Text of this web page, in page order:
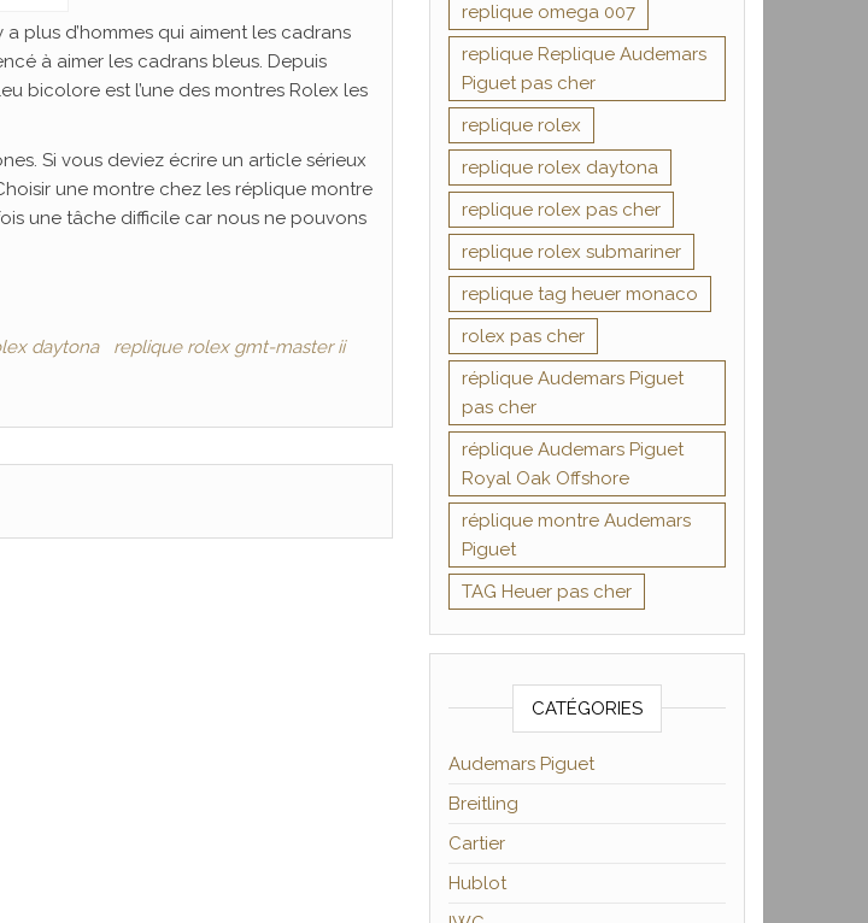
plus d’hommes qui aiment les cadrans
à aimer les cadrans bleus. Depuis
bicolore est l’une des montres Rolex les
Si vous deviez écrire un article sérieux
une montre chez les réplique montre
une tâche difficile car nous ne pouvons
daytona
replique rolex gmt-master ii
replique omega 007
replique Replique Audemars
Piguet pas cher
replique rolex
replique rolex daytona
replique rolex pas cher
replique rolex submariner
replique tag heuer monaco
rolex pas cher
réplique Audemars Piguet
pas cher
réplique Audemars Piguet
Royal Oak Offshore
réplique montre Audemars
Piguet
TAG Heuer pas cher
CATÉGORIES
Audemars Piguet
Breitling
Cartier
Hublot